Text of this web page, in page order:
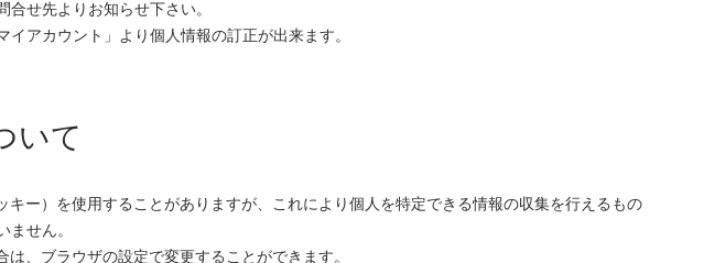
せ先よりお知らせ下さい。
アカウント」より個人情報の訂正が出来ます。
いて
キー）を使用することがありますが、これにより個人を特定できる情報の収集を行えるもの
ません。
、ブラウザの設定で変更することができます。